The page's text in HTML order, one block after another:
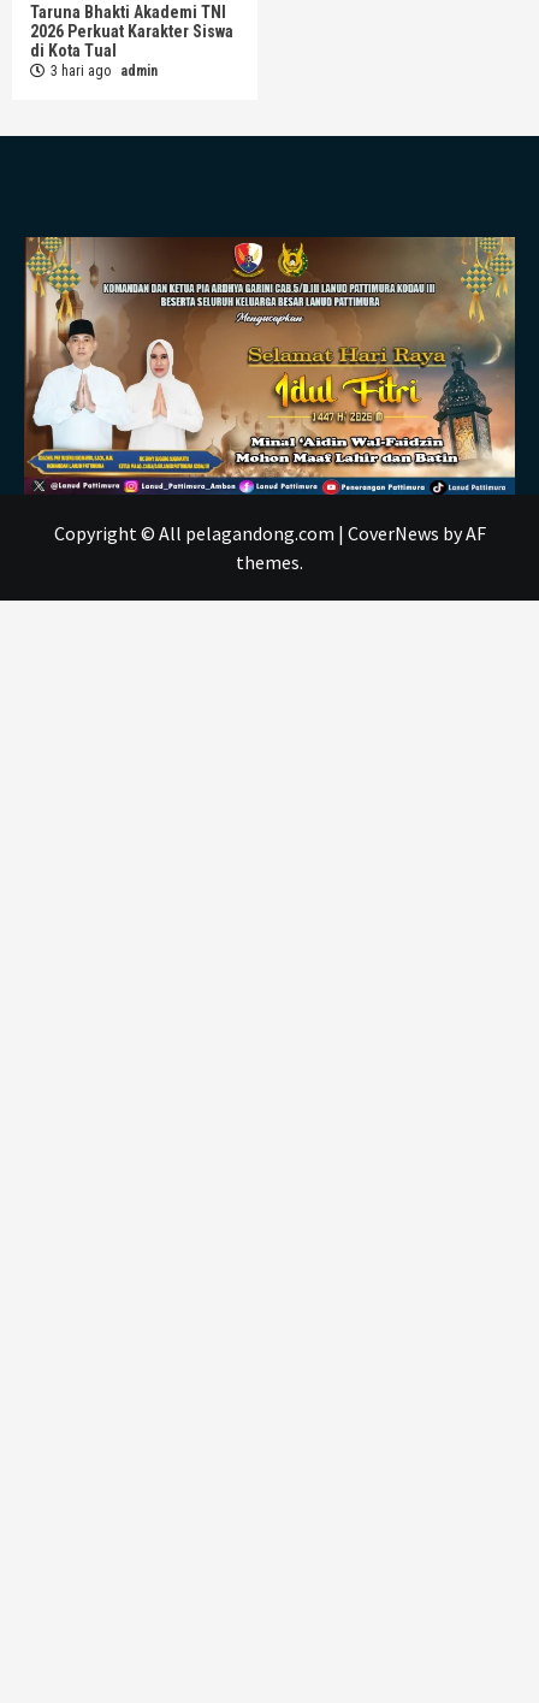
Taruna Bhakti Akademi TNI
2026 Perkuat Karakter Siswa
di Kota Tual
3 hari ago admin
Copyright © All pelagandong.com | CoverNews by AF
themes.